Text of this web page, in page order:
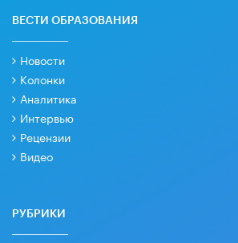
ВЕСТИ ОБРАЗОВАНИЯ
Новости
Колонки
Аналитика
Интервью
Рецензии
Видео
РУБРИКИ